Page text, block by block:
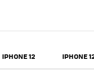
IPHONE 12 IPHONE